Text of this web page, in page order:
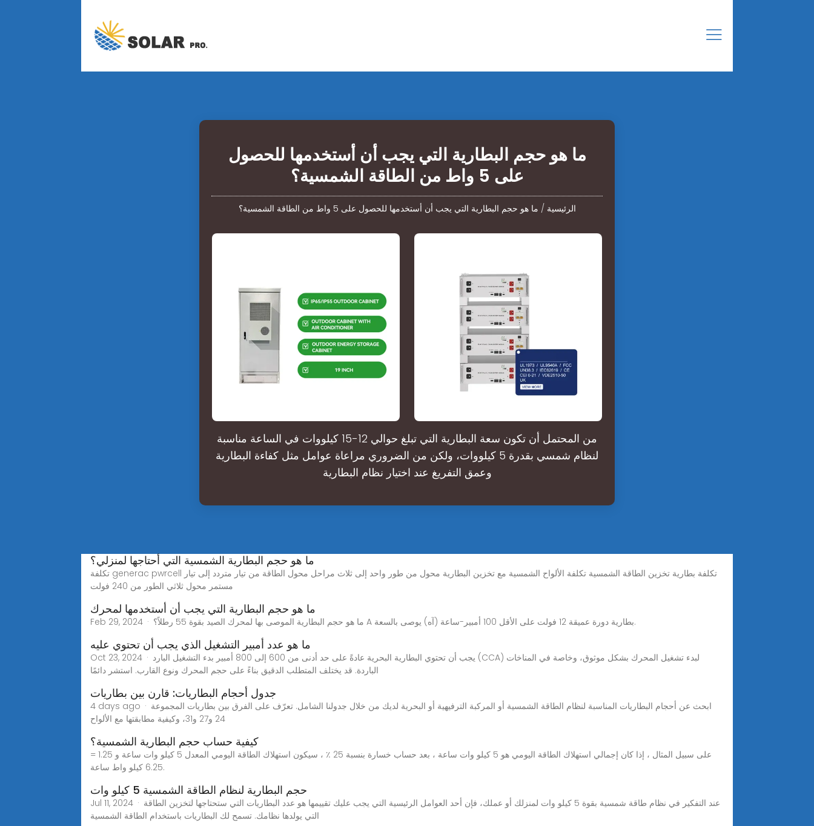
ما هو حجم البطارية التي يجب أن أستخدمها للحصول
على 5 واط من الطاقة الشمسية؟
الرئيسية / ما هو حجم البطارية التي يجب أن أستخدمها للحصول على 5 واط من الطاقة الشمسية؟
من المحتمل أن تكون سعة البطارية التي تبلغ حوالي 12-15 كيلووات في الساعة مناسبة
لنظام شمسي بقدرة 5 كيلووات، ولكن من الضروري مراعاة عوامل مثل كفاءة البطارية
وعمق التفريغ عند اختيار نظام البطارية
ما هو حجم البطارية الشمسية التي أحتاجها لمنزلي؟
تكلفة generac pwrcell تكلفة بطارية تخزين الطاقة الشمسية تكلفة الألواح الشمسية مع تخزين البطارية محول من طور واحد إلى ثلاث مراحل محول الطاقة من تيار متردد إلى تيار
مستمر محول ثلاثي الطور من 240 فولت
ما هو حجم البطارية التي يجب أن أستخدمها لمحرك
Feb 29, 2024 · ما هو حجم البطارية الموصى بها لمحرك الصيد بقوة 55 رطلاً؟ A بطارية دورة عميقة 12 فولت على الأقل 100 أمبير-ساعة (آه) يوصى بالسعة.
ما هو عدد أمبير التشغيل الذي يجب أن تحتوي عليه
Oct 23, 2024 · يجب أن تحتوي البطارية البحرية عادةً على حد أدنى من 600 إلى 800 أمبير بدء التشغيل البارد (CCA) لبدء تشغيل المحرك بشكل موثوق، وخاصة في المناخات
الباردة. قد يختلف المتطلب الدقيق بناءً على حجم المحرك ونوع القارب. استشر دائمًا
جدول أحجام البطاريات: قارن بين بطاريات
4 days ago · ابحث عن أحجام البطاريات المناسبة لنظام الطاقة الشمسية أو المركبة الترفيهية أو البحرية لديك من خلال جدولنا الشامل. تعرّف على الفرق بين بطاريات المجموعة
24 و27 و31، وكيفية مطابقتها مع الألواح
كيفية حساب حجم البطارية الشمسية؟
على سبيل المثال ، إذا كان إجمالي استهلاك الطاقة اليومي هو 5 كيلو وات ساعة ، بعد حساب خسارة بنسبة 25 ٪ ، سيكون استهلاك الطاقة اليومي المعدل 5 كيلو وات ساعة و 1.25 =
6.25 كيلو واط ساعة.
حجم البطارية لنظام الطاقة الشمسية 5 كيلو وات
Jul 11, 2024 · عند التفكير في نظام طاقة شمسية بقوة 5 كيلو وات لمنزلك أو عملك، فإن أحد العوامل الرئيسية التي يجب عليك تقييمها هو عدد البطاريات التي ستحتاجها لتخزين الطاقة
التي يولدها نظامك. تسمح لك البطاريات باستخدام الطاقة الشمسية